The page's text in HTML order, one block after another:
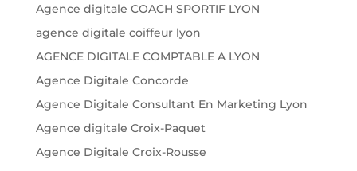
Agence digitale COACH SPORTIF LYON
agence digitale coiffeur lyon
AGENCE DIGITALE COMPTABLE A LYON
Agence Digitale Concorde
Agence Digitale Consultant En Marketing Lyon
Agence digitale Croix-Paquet
Agence Digitale Croix-Rousse